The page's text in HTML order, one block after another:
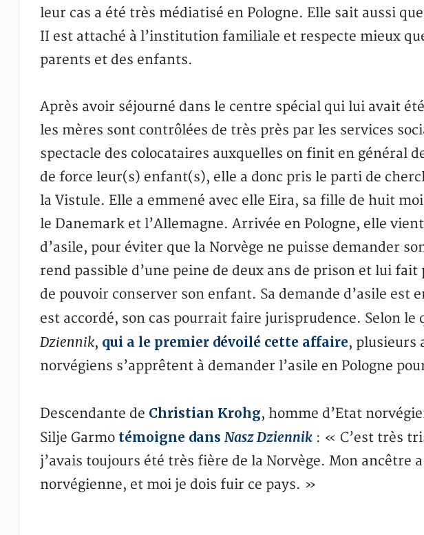
leur cas a été très médiatisé en Pologne. Elle sait aussi
II est attaché à l’institution familiale et respecte mieux
parents et des enfants.
Après avoir séjourné dans le centre spécial qui lui avait
les mères sont contrôlées de très près par les services
spectacle des colocataires auxquelles on finit en général
de force leur(s) enfant(s), elle a donc pris le parti de
la Vistule. Elle a emmené avec elle Eira, sa fille de huit
le Danemark et l’Allemagne. Arrivée en Pologne, elle
d’asile, pour éviter que la Norvège ne puisse demander
rend passible d’une peine de deux ans de prison et lui fait
de pouvoir conserver son enfant. Sa demande d’asile est
est accordé, son cas pourrait faire jurisprudence. Selon le
Dziennik, qui a le premier dévoilé cette affaire, plusieurs
norvégiens s’apprêtent à demander l’asile en Pologne
Descendante de Christian Krohg, homme d’Etat
Silje Garmo témoigne dans Nasz Dziennik : « C’est très
j’avais toujours été très fière de la Norvège. Mon ancêtre
norvégienne, et moi je dois fuir ce pays. »